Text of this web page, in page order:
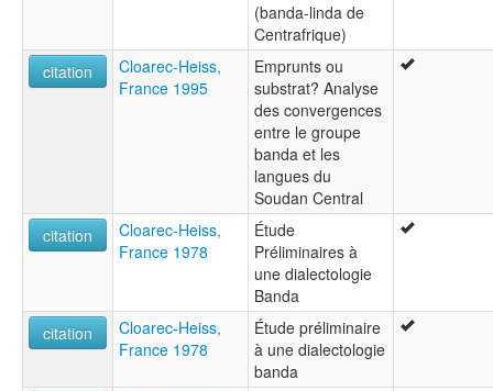
(banda-linda de
Centrafrique)
citation
Cloarec-Heiss,
France 1995
Emprunts ou
substrat? Analyse
des convergences
entre le groupe
banda et les
langues du
Soudan Central
citation
Cloarec-Heiss,
France 1978
Étude
Préliminaires à
une dialectologie
Banda
citation
Cloarec-Heiss,
France 1978
Étude préliminaire
à une dialectologie
banda